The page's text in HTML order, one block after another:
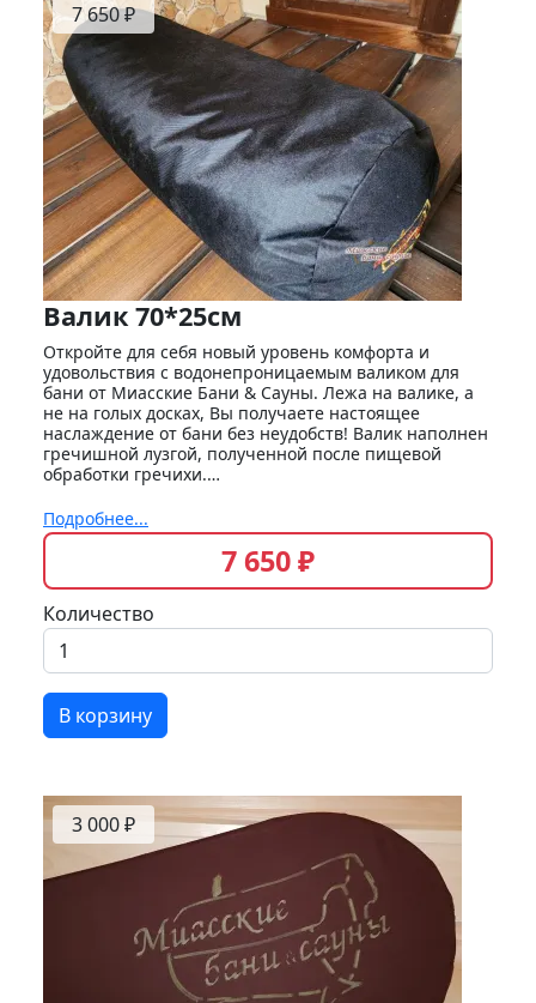
7 650 ₽
Валик 70*25см
Откройте для себя новый уровень комфорта и
удовольствия с водонепроницаемым валиком для
бани от Миасские Бани & Сауны. Лежа на валике, а
не на голых досках, Вы получаете настоящее
наслаждение от бани без неудобств! Валик наполнен
гречишной лузгой, полученной после пищевой
обработки гречихи.…
Подробнее...
7 650 ₽
Количество
В корзину
3 000 ₽